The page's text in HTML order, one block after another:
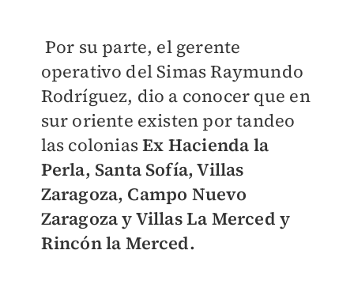
Por su parte, el gerente
operativo del Simas Raymundo
Rodríguez, dio a conocer que en
sur oriente existen por tandeo
las coloniasEx Hacienda la
Perla, Santa Sofía, Villas
Zaragoza, Campo Nuevo
Zaragoza y Villas La Merced y
Rincón la Merced.